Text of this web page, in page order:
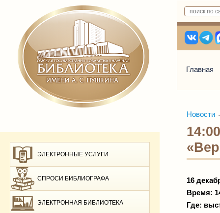
Главная
ЭЛЕКТРОННЫЕ УСЛУГИ
СПРОСИ БИБЛИОГРАФА
ЭЛЕКТРОННАЯ БИБЛИОТЕКА
Новости
16
Время:
Где: